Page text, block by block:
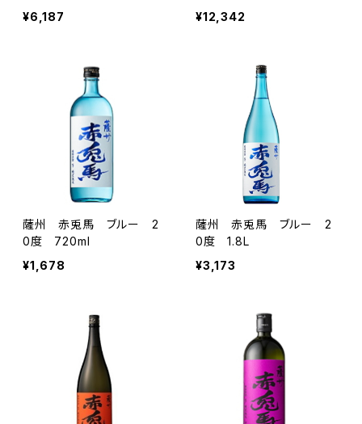
¥6,187
¥12,342
薩州 赤兎馬 ブルー 2
0度 720ml
¥1,678
薩州 赤兎馬 ブルー 2
0度 1.8L
¥3,173